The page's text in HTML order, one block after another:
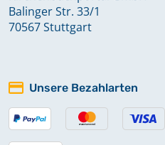
Balinger Str. 33/1
70567 Stuttgart
Unsere Bezahlarten